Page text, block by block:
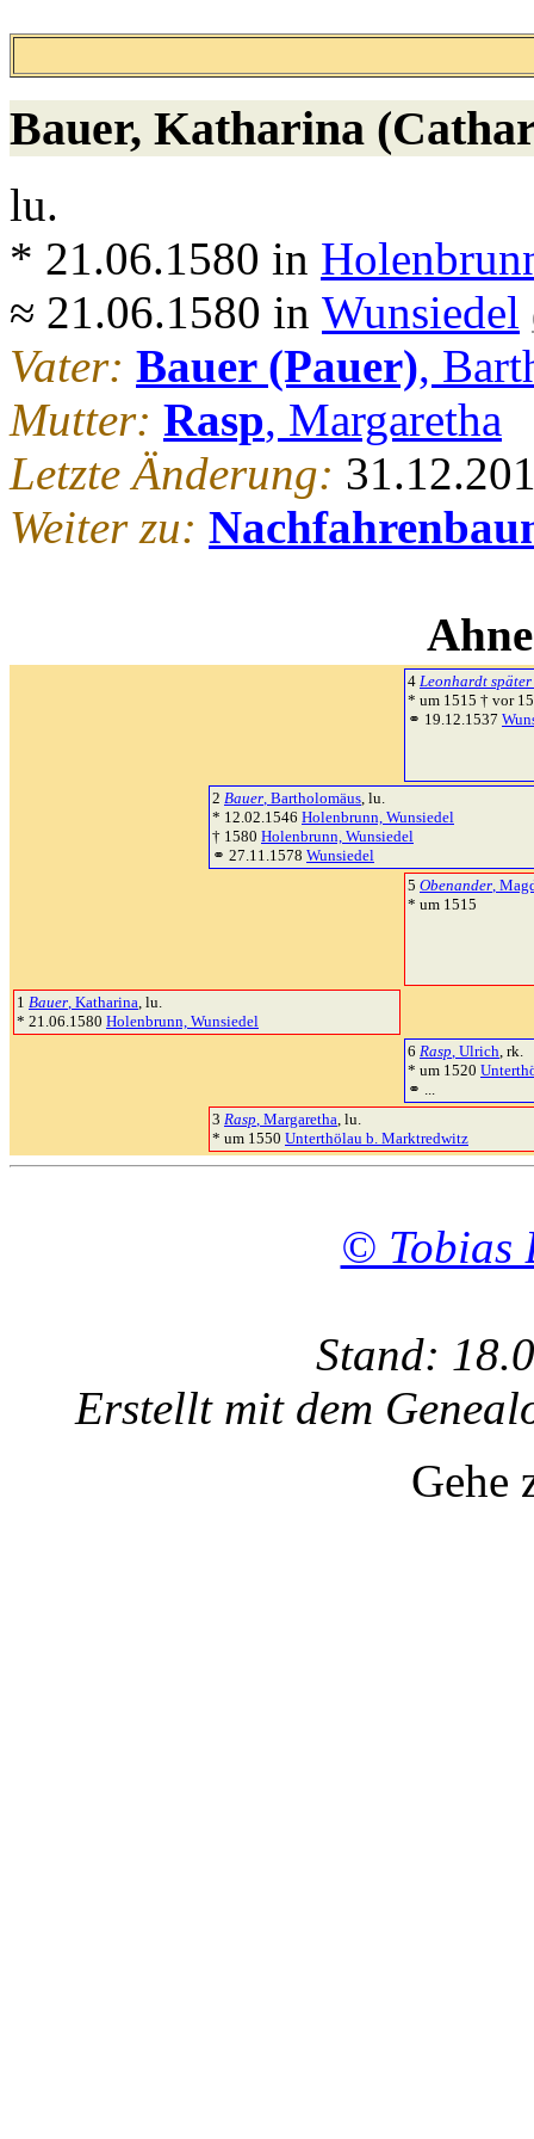
Bauer, Katharina
lu.
* 21.06.1580 in
≈ 21.06.1580 in Wunsiedel
Vater: Bauer (Pauer),
Mutter: Rasp, Margaretha
Letzte Änderung:
Weiter zu:
4 Leonhardt
* um 1515 † vor
⚭ 19.12.1537
2 Bauer, Bartholomäus, lu.
* 12.02.1546 Holenbrunn, Wunsiedel
† 1580 Holenbrunn, Wunsiedel
⚭ 27.11.1578 Wunsiedel
5 Obenander,
* um 1515
1 Bauer, Katharina, lu.
* 21.06.1580 Holenbrunn, Wunsiedel
6 Rasp, Ulrich, rk.
* um 1520
⚭ ...
3 Rasp, Margaretha, lu.
* um 1550 Unterthölau b. Marktredwitz
© Tobias
Stand:
Erstellt mit dem
Gehe